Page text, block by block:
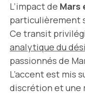
L’impact de Mars
particulièrement
Ce transit
analytique du
passionnés de
L’accent est mis
discrétion et une